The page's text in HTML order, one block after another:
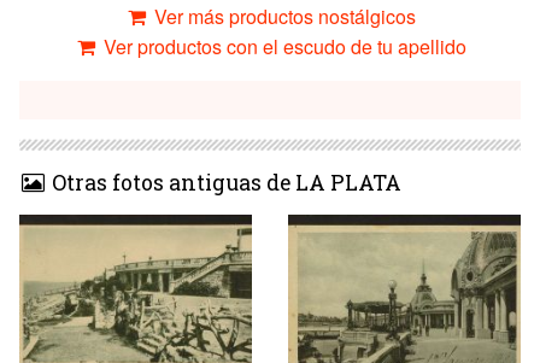
Ver más productos nostálgicos
Ver productos con el escudo de tu apellido
Otras fotos antiguas de LA PLATA